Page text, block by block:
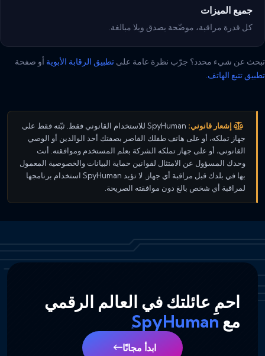
جميع الميزات
كل قدرة مراقبة، موضّحة بصدق وبلا مبالغة.
تبحث عن شيء محدد؟ جرّب نظرة عامة على تطبيق الرقابة الأبوية أو صفحة
تطبيق تتبع الهاتف
إشعار قانوني:
SpyHuman للاستخدام القانوني فقط. ثبّته فقط على
جهاز تملكه، أو على هاتف طفلك القاصر بصفتك أحد الوالدين أو الوصي
القانوني، أو على جهاز تملكه الشركة بعلم المستخدم وموافقته. أنت
وحدك المسؤول عن الامتثال لقوانين حماية البيانات والخصوصية المعمول
بها في بلدك قبل مراقبة أي جهاز. لا تؤيد SpyHuman استخدام برنامجها
لمراقبة أي شخص بالغ دون موافقته الصريحة.
احمِ عائلتك في العالم الرقمي
مع SpyHuman
ابدأ مجانًا